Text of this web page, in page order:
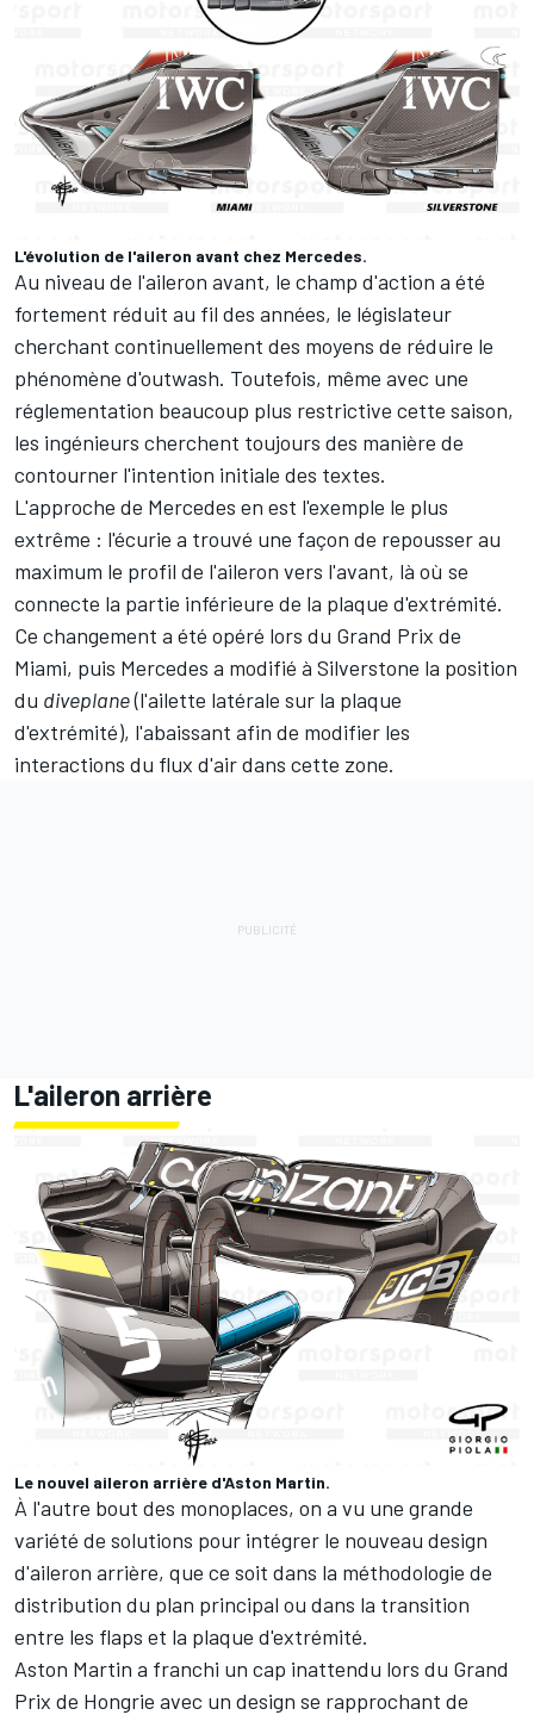
L'évolution de l'aileron avant chez Mercedes.
Au niveau de l'aileron avant, le champ d'action a été
fortement réduit au fil des années, le législateur
cherchant continuellement des moyens de réduire le
phénomène d'outwash. Toutefois, même avec une
réglementation beaucoup plus restrictive cette saison,
les ingénieurs cherchent toujours des manière de
contourner l'intention initiale des textes.
L'approche de Mercedes en est l'exemple le plus
extrême : l'écurie a trouvé une façon de repousser au
maximum le profil de l'aileron vers l'avant, là où se
connecte la partie inférieure de la plaque d'extrémité.
Ce changement a été opéré lors du Grand Prix de
Miami, puis Mercedes a modifié à Silverstone la position
du diveplane(l'ailette latérale sur la plaque
d'extrémité), l'abaissant afin de modifier les
interactions du flux d'air dans cette zone.
L'aileron arrière
Le nouvel aileron arrière d'Aston Martin.
À l'autre bout des monoplaces, on a vu une grande
variété de solutions pour intégrer le nouveau design
d'aileron arrière, que ce soit dans la méthodologie de
distribution du plan principal ou dans la transition
entre les flaps et la plaque d'extrémité.
Aston Martin a franchi un cap inattendu lors du Grand
Prix de Hongrie avec un design se rapprochant de